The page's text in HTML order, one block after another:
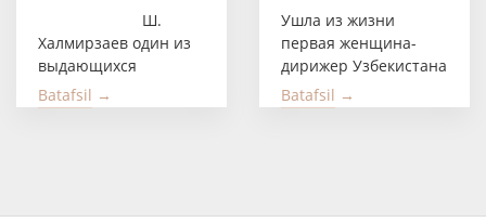
bag'ishlangan
adabiy kecha bo'lib
o'tdi
Ш.
Халмирзаев один из
выдающихся
узбекских писателей
прошлого столетия
Batafsil →
yumdi.
Ушла из жизни
первая женщина-
дирижер Узбекистана
Дильбар
Абдурахманова.
Batafsil →